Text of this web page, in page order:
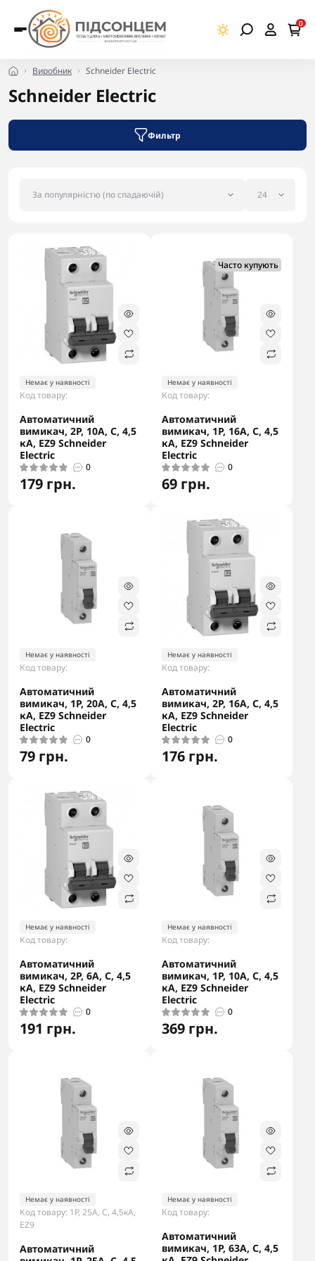
0
Виробник Schneider Electric
Schneider Electric
Фильтр
-5% в корзині
Немає у наявності
Код товару:
Автоматичний
вимикач, 2Р, 10А, С, 4,5
кА, EZ9 Schneider
Electric
0
179 грн.
Часто купують
Немає у наявності
Код товару:
Автоматичний
вимикач, 1Р, 16А, С, 4,5
кА, EZ9 Schneider
Electric
0
69 грн.
Немає у наявності
Код товару:
Автоматичний
вимикач, 1Р, 20А, С, 4,5
кА, EZ9 Schneider
Electric
0
79 грн.
-5% в корзині
Немає у наявності
Код товару:
Автоматичний
вимикач, 2Р, 16А, С, 4,5
кА, EZ9 Schneider
Electric
0
176 грн.
-5% в корзині
Немає у наявності
Код товару:
Автоматичний
вимикач, 2Р, 6А, С, 4,5
кА, EZ9 Schneider
Electric
0
191 грн.
Немає у наявності
Код товару:
Автоматичний
вимикач, 1Р, 10А, С, 4,5
кА, EZ9 Schneider
Electric
0
369 грн.
Немає у наявності
Код товару: 1Р, 25А, С, 4,5кА,
EZ9
Автоматичний
Немає у наявності
Код товару:
Автоматичний
вимикач, 1Р, 63А, С, 4,5